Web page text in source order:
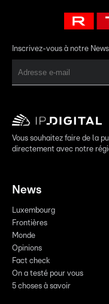
Inscrivez-vous à notre
Vous souhaitez faire de la
directement avec notre
News
Luxembourg
Frontières
Monde
Opinions
Fact check
On a testé pour vous
5 choses à savoir